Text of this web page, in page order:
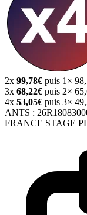
2x 99,78€ puis 1×
3x 68,22€ puis 2×
4x 53,05€ puis 3×
ANTS :
FRANCE STAGE